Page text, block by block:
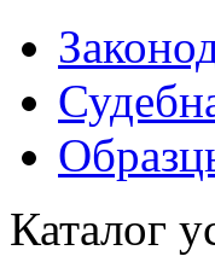
Каталог